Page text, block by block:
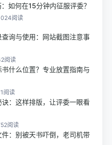
如何在15分钟内征服评委？
阅读
询与使用：网站截图注意事
阅读
什么位置？专业放置指南与
阅读
：这样排版，让评委一眼看
阅读
：别被天书吓倒，老司机带